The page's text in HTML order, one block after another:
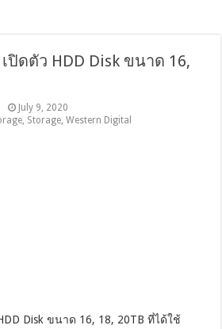
ปิดตัว HDD Disk ขนาด 16,
July 9, 2020
, Storage,Western Digital
Disk ขนาด 16, 18, 20TB ที่ได้ใช้